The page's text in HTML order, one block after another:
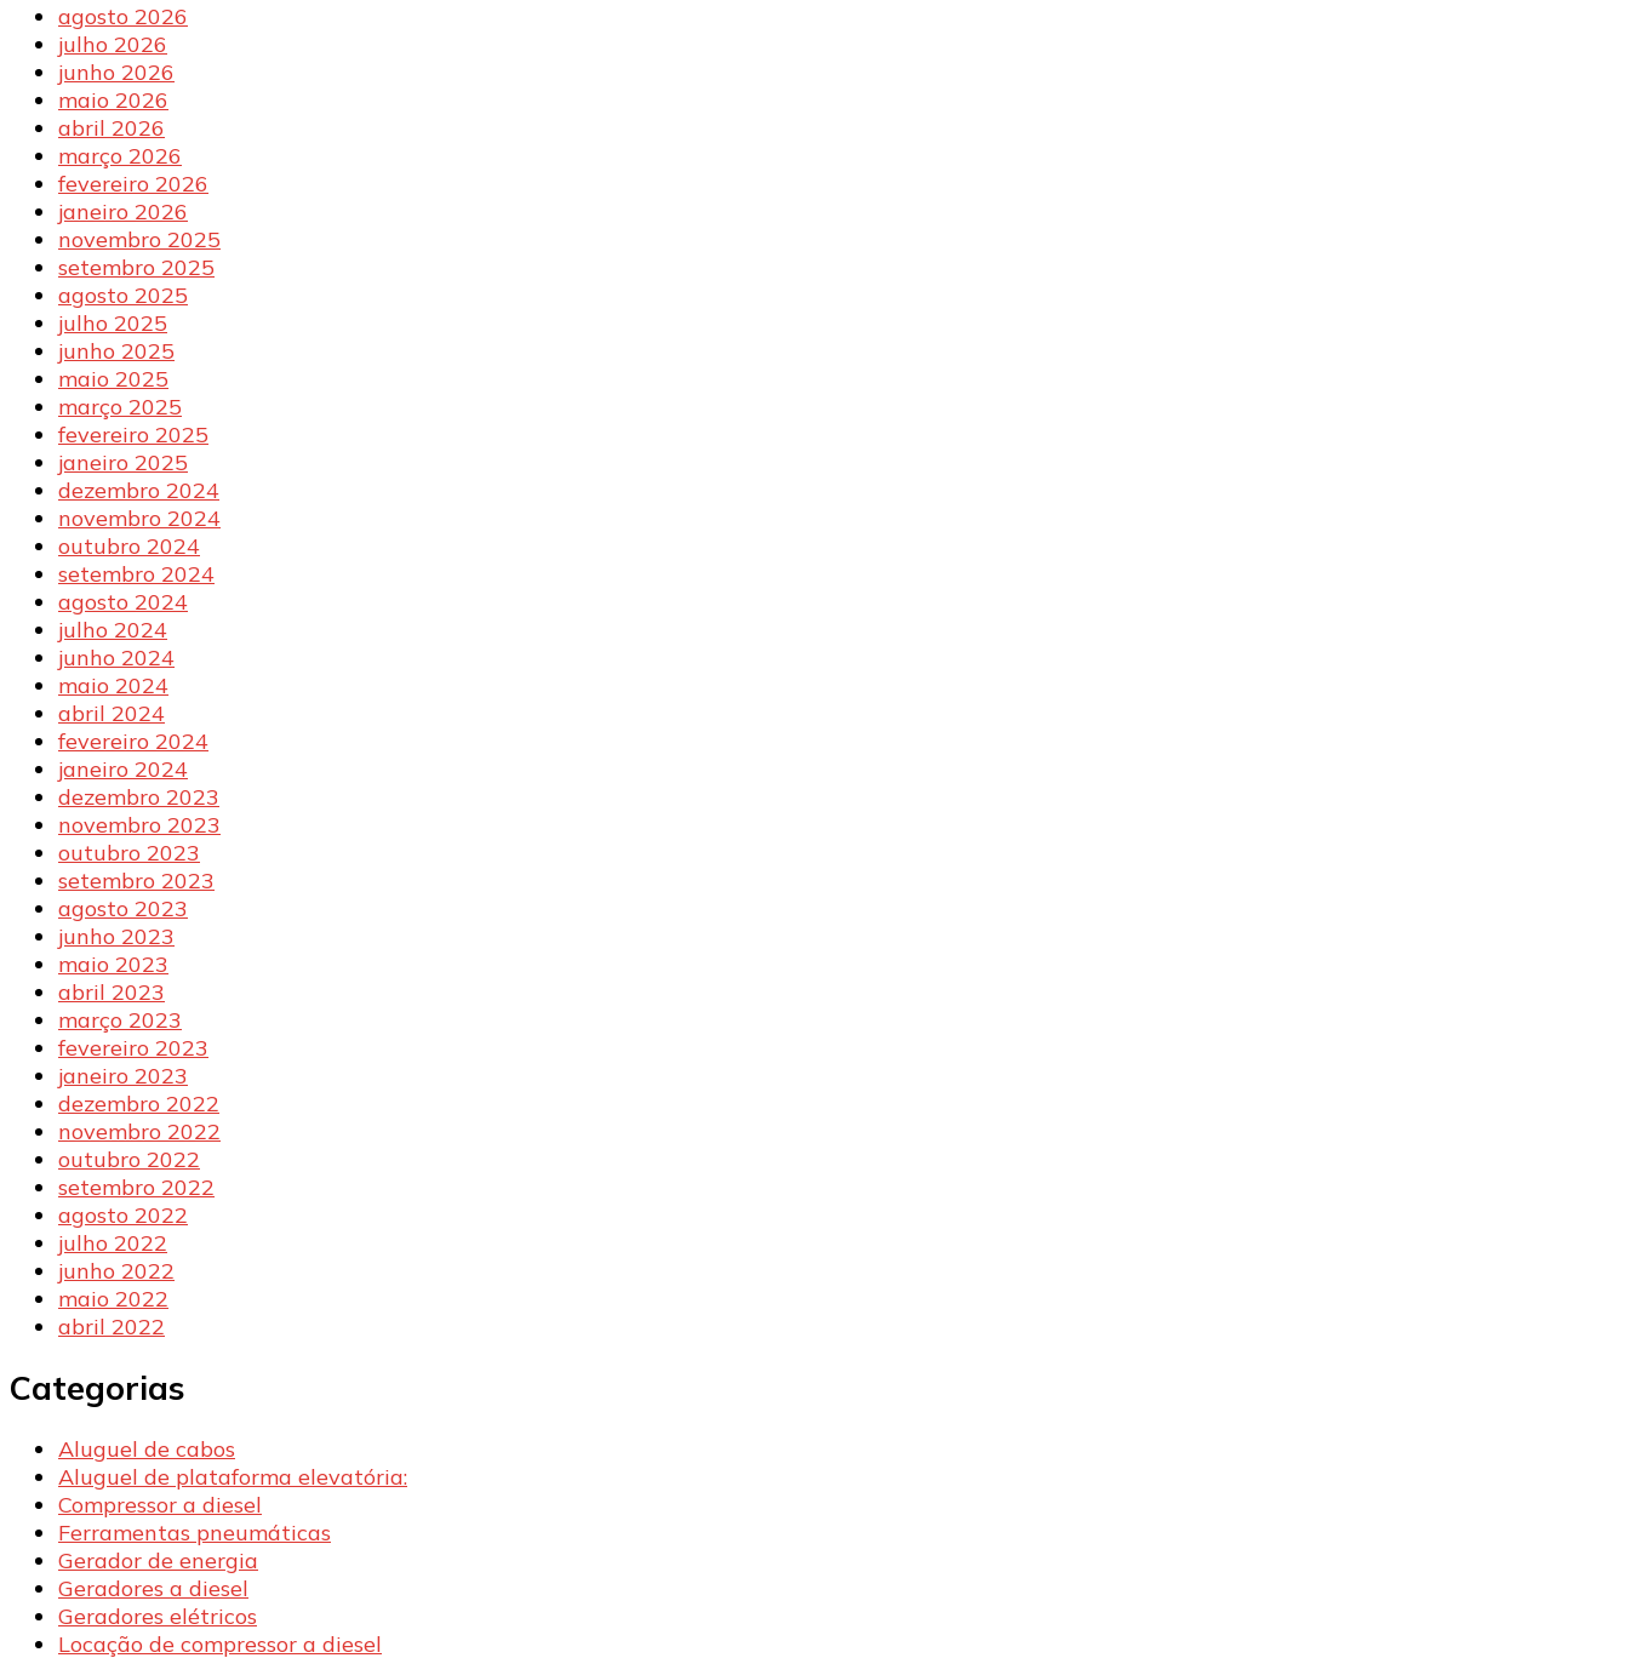
agosto 2026
julho 2026
junho 2026
maio 2026
abril 2026
março 2026
fevereiro 2026
janeiro 2026
novembro 2025
setembro 2025
agosto 2025
julho 2025
junho 2025
maio 2025
março 2025
fevereiro 2025
janeiro 2025
dezembro 2024
novembro 2024
outubro 2024
setembro 2024
agosto 2024
julho 2024
junho 2024
maio 2024
abril 2024
fevereiro 2024
janeiro 2024
dezembro 2023
novembro 2023
outubro 2023
setembro 2023
agosto 2023
junho 2023
maio 2023
abril 2023
março 2023
fevereiro 2023
janeiro 2023
dezembro 2022
novembro 2022
outubro 2022
setembro 2022
agosto 2022
julho 2022
junho 2022
maio 2022
abril 2022
Categorias
Aluguel de cabos
Aluguel de plataforma elevatória:
Compressor a diesel
Ferramentas pneumáticas
Gerador de energia
Geradores a diesel
Geradores elétricos
Locação de compressor a diesel